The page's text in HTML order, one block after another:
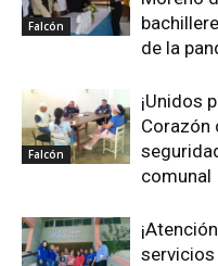
Falcón
de la
Falcón
¡Unidos
Corazón
comunal